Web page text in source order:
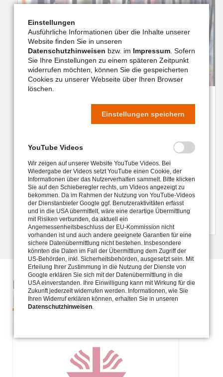
Agnesheim Hagen
weiter
Hier finden Sie
Infos & Kontaktdaten
Einstellungen
Ausführliche Informationen über die Inhalte unserer
Website finden Sie in unseren
Datenschutzhinweisen bzw. im Impressum . Sofern
Sie Ihre Einstellungen zu einem späteren Zeitpunkt
widerrufen möchten, können Sie die gespeicherten
Cookies zu unserer Webseite über Ihren Browser
löschen.
Einstellungen speichern
YouTube Videos
Wir zeigen auf unserer Website YouTube Videos. Bei
Wiedergabe der Videos setzt YouTube einen Cookie, der
Informationen über das Nutzerverhalten sammelt. Bitte klicken
Sie auf den Schieberegler rechts, um Videos angezeigt zu
bekommen. Da im Rahmen der Nutzung von YouTube-Videos
der Dienstanbieter Google ggf. Benutzeraktivitäten erfasst
und in die USA übermittelt, wäre eine derartige Übermittlung
mit Risiken verbunden, da aktuell ein
Angemessenheitsbeschluss der EU-Kommission nicht
vorhanden ist und auch andere geeignete Garantien für eine
sichere Datenübermittlung nicht bestehen. Insbesondere
könnten die Daten im Fall der Übermittlung dem Zugriff der
US-Behörden, inkl. Sicherheitsbehörden, ausgesetzt sein. Mit
Erteilung Ihrer Zustimmung in die Nutzung der Dienste von
Google erklären Sie sich mit der Datenübermittlung in die
USA einverstanden. Ihre Einwilligung kann mit Wirkung für die
Zukunft jederzeit widerrufen werden. Informationen, wie Sie
Ihren Widerruf erklären können, erhalten Sie in unseren
Datenschutzhinweisen.